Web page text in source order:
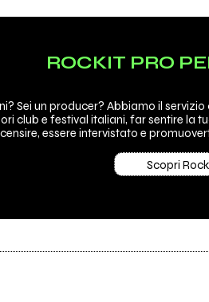
ROCKIT PRO
Sei un producer? Abbiamo il
club e festival italiani, far sentire la
essere intervistato e
Scopri